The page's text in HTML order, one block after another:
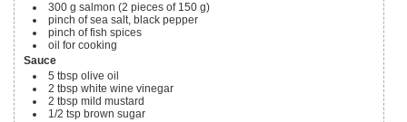
300 g salmon (2 pieces of 150 g)
pinch of sea salt, black pepper
pinch of fish spices
oil for cooking
Sauce
5 tbsp olive oil
2 tbsp white wine vinegar
2 tbsp mild mustard
1/2 tsp brown sugar